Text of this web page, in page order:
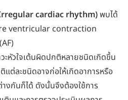
(Irregular cardiac rhythm)พบได้
ventricular contraction
ะหัวใจเต้นผิดปกติหลายชนิดเกิดขึ้น
ต่ละชนิดอาจก่อให้เกิดอาการหรือ
งกันก็ได้ ดังนั้นจึงต้องใช้การ